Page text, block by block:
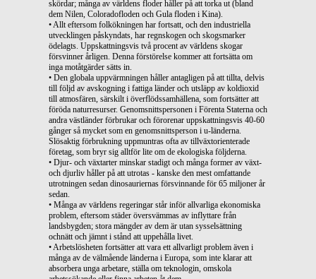
skördar; många av världens floder håller på att torka ut (bland
dem Nilen, Coloradofloden och Gula floden i Kina).
• Allt eftersom folkökningen har fortsatt, och den industriella
utvecklingen påskyndats, har regnskogen och skogsmarker
ödelagts. Uppskattningsvis två procent av världens skogar
försvinner årligen. Denna förstörelse kommer att fortsätta om
inga motåtgärder sätts in.
• Den globala uppvärmningen håller antagligen på att tillta, delvis
till följd av avskogning i fattiga länder och utsläpp av koldioxid
till atmosfären, särskilt i överflödssamhällena, som fortsätter att
föröda naturresurser. Genomsnittspersonen i Förenta Staterna och
andra västländer förbrukar och förorenar uppskattningsvis 40-60
gånger så mycket som en genomsnittsperson i u-länderna.
Slösaktig förbrukning uppmuntras ofta av tillväxtorienterade
företag, som bryr sig alltför lite om de ekologiska följderna.
• Djur- och växtarter minskar stadigt och många former av växt-
och djurliv håller på att utrotas - kanske den mest omfattande
utrotningen sedan dinosauriernas försvinnande för 65 miljoner år
sedan.
• Många av världens regeringar står inför allvarliga ekonomiska
problem, eftersom städer översvämmas av inflyttare från
landsbygden; stora mängder av dem är utan sysselsättning
ochnätt och jämnt i stånd att uppehålla livet.
• Arbetslösheten fortsätter att vara ett allvarligt problem även i
många av de välmående länderna i Europa, som inte klarar att
absorbera unga arbetare, ställa om teknologin, omskola